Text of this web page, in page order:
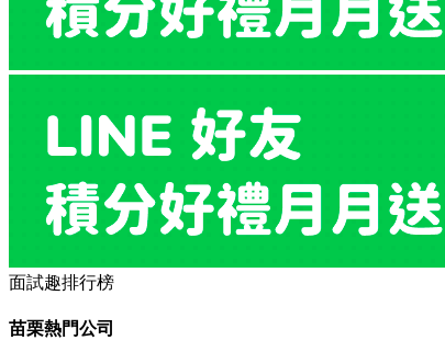
面試趣排行榜
苗栗熱門公司